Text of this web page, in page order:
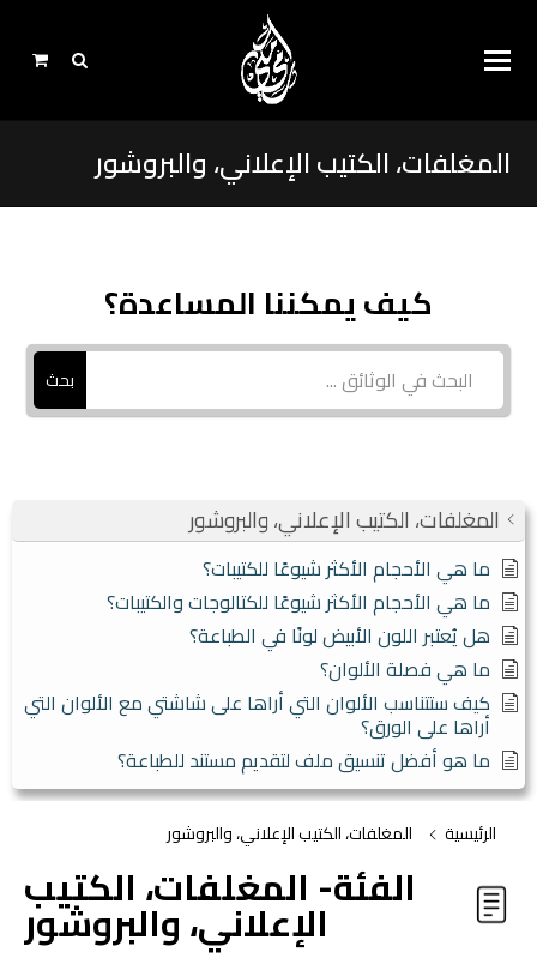
المغلفات، الكتيب الإعلاني، والبروشور
كيف يمكننا المساعدة؟
بحث
المغلفات، الكتيب الإعلاني، والبروشور
ما هي الأحجام الأكثر شيوعًا للكتيبات؟
ما هي الأحجام الأكثر شيوعًا للكتالوجات والكتيبات؟
هل يُعتبر اللون الأبيض لونًا في الطباعة؟
ما هي فصلة الألوان؟
كيف ستتناسب الألوان التي أراها على شاشتي مع الألوان التي
أراها على الورق؟
ما هو أفضل تنسيق ملف لتقديم مستند للطباعة؟
الرئيسية المغلفات، الكتيب الإعلاني، والبروشور
الفئة- المغلفات، الكتيب
الإعلاني، والبروشور